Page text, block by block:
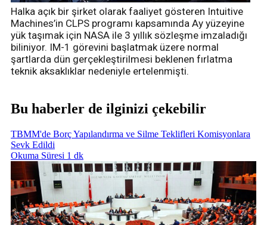
Halka açık bir şirket olarak faaliyet gösteren Intuitive
Machines’in CLPS programı kapsamında Ay yüzeyine
yük taşımak için NASA ile 3 yıllık sözleşme imzaladığı
biliniyor. IM-1 görevini başlatmak üzere normal
şartlarda dün gerçekleştirilmesi beklenen fırlatma
teknik aksaklıklar nedeniyle ertelenmişti.
Bu haberler de ilginizi çekebilir
TBMM'de Borç Yapılandırma ve Silme Teklifleri Komisyonlara
Sevk Edildi
Okuma Süresi 1 dk